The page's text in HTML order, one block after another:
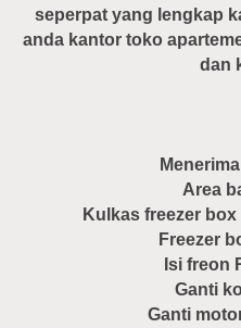
seperpat yang lengkap
anda kantor toko
dan
Area
Kulkas freezer
Freezer
Isi freon
Ganti
Ganti